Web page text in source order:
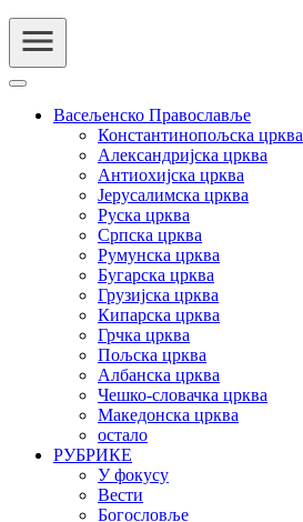
Васељенско Православље
Константинопољска црква
Александријска црква
Антиохијска црква
Јерусалимска црква
Руска црква
Српска црква
Румунска црква
Бугарска црква
Грузијска црква
Кипарска црква
Грчка црква
Пољска црква
Албанска црква
Чешко-словачка црква
Македонска црква
остало
РУБРИКЕ
У фокусу
Вести
Богословље